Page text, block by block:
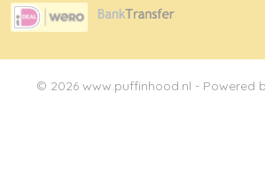
© 2026 www.puffinhood.nl - Powered